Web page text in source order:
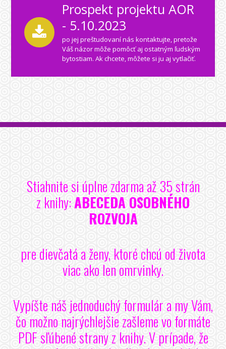
Prospekt projektu AOR
- 5.10.2023
po jej preštudovaní nás kontaktujte, pretože
Váš názor môže pomôcť aj ostatným ľudským
bytostiam. Ak chcete, môžete si ju aj vytlačiť.
Stiahnite si úplne zdarma až 35 strán
z knihy:ABECEDA OSOBNÉHO
ROZVOJA
pre dievčatá a ženy, ktoré chcú od života
viac ako len omrvinky.
Vypíšte náš jednoduchý formulár a my Vám,
čo možno najrýchlejšie zašleme vo formáte
PDF sľúbené strany z knihy. V prípade, že